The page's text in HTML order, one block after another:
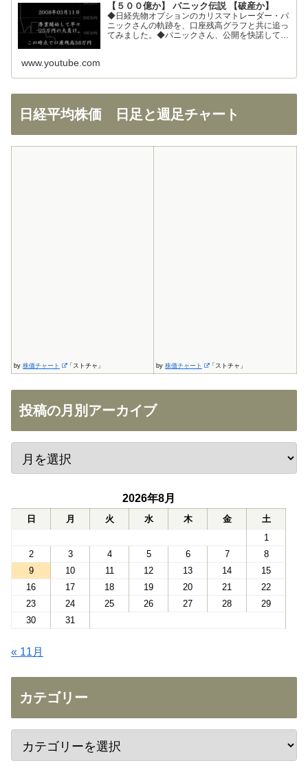
【５００億か】 パニック伝説 【破産か】
◆日経先物オプションのカリスマトレーダー・パ
ニックさんの軌跡を、口座残高グラフと共に追っ
てみました。◆パニックさん、公開を快諾してく
www.youtube.com
日経平均株価 日足と週足チャート
by 株価チャート 「ストチャ」 by 株価チャート 「ストチャ」
投稿の月別アーカイブ
2026年8月
日 月 火 水 木 金
土
1
2
3 4 5 6 7
8
9
10 11 12 13 14
15
16
17 18 19 20 21
22
23
24 25 26 27 28
29
30
31
« 11月
カテゴリー